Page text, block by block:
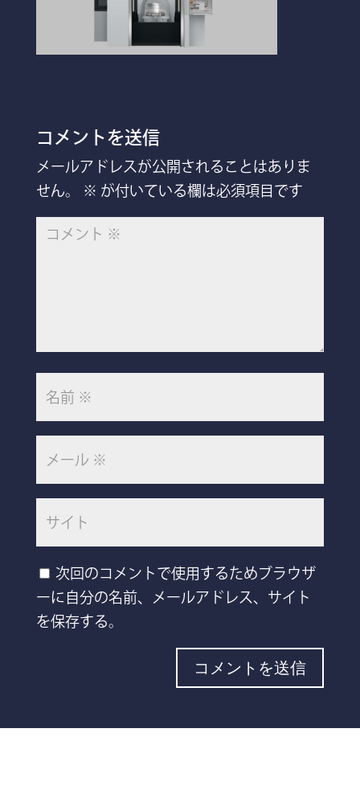
コメントを送信
メールアドレスが公開されることはありま
せん。
※ が付いている欄は必須項目です
次回のコメントで使用するためブラウザ
ーに自分の名前、メールアドレス、サイト
を保存する。